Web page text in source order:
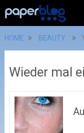
HOME BEAUTY
Wieder mal